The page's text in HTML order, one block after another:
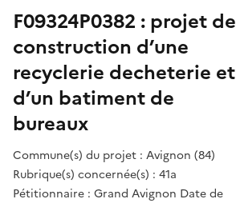
F09324P0382 : projet de
construction d’une
recyclerie decheterie et
d’un batiment de
bureaux
Commune(s) du projet : Avignon (84)
Rubrique(s) concernée(s) : 41a
Pétitionnaire : Grand Avignon Date de